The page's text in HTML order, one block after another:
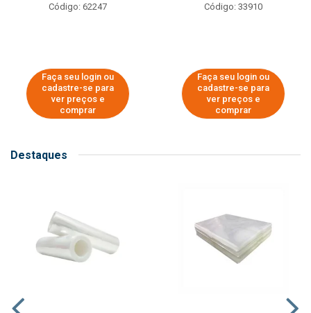
Código: 62247
Faça seu login ou
cadastre-se para
ver preços e
comprar
Código: 33910
Faça seu login ou
cadastre-se para
ver preços e
comprar
Destaques